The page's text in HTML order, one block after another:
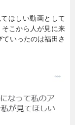
ほしい動画として
そこから人が見に来
いったのは福田さ